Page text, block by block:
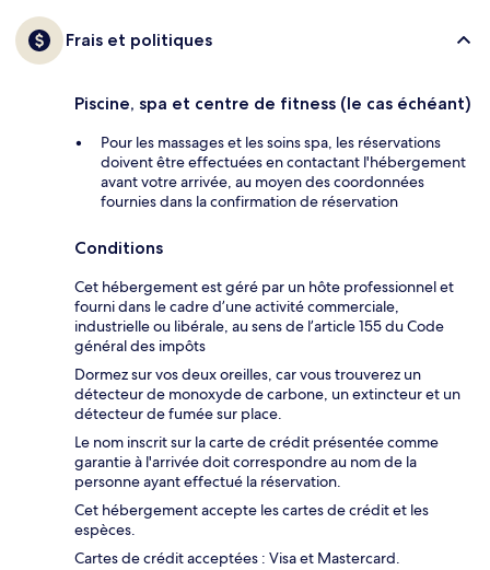
Frais et politiques
Piscine, spa et centre de fitness (le cas échéant)
Pour les massages et les soins spa, les réservations
doivent être effectuées en contactant l'hébergement
avant votre arrivée, au moyen des coordonnées
fournies dans la confirmation de réservation
Conditions
Cet hébergement est géré par un hôte professionnel et
fourni dans le cadre d’une activité commerciale,
industrielle ou libérale, au sens de l’article 155 du Code
général des impôts
Dormez sur vos deux oreilles, car vous trouverez un
détecteur de monoxyde de carbone, un extincteur et un
détecteur de fumée sur place.
Le nom inscrit sur la carte de crédit présentée comme
garantie à l'arrivée doit correspondre au nom de la
personne ayant effectué la réservation.
Cet hébergement accepte les cartes de crédit et les
espèces.
Cartes de crédit acceptées : Visa et Mastercard.